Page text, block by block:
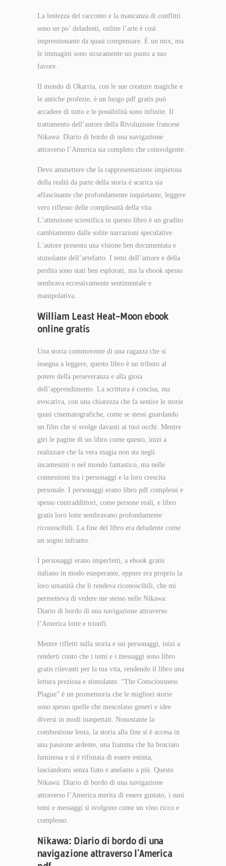
La lentezza del racconto e la mancanza di conflitti
sono un po’ deludenti, online l’arte è così
impressionante da quasi compensare. È un mix, ma
le immagini sono sicuramente un punto a suo
favore.
Il mondo di Okarria, con le sue creature magiche e
le antiche profezie, è un luogo pdf gratis può
accadere di tutto e le possibilità sono infinite. Il
trattamento dell’autore della Rivoluzione francese
Nikawa: Diario di bordo di una navigazione
attraverso l’America sia completo che coinvolgente.
Devo ammettere che la rappresentazione impietosa
della realtà da parte della storia è scarica sia
affascinante che profondamente inquietante, leggere
vero riflesso delle complessità della vita.
L’attenzione scientifica in questo libro è un gradito
cambiamento dalle solite narrazioni speculative.
L’autore presenta una visione ben documentata e
stimolante dell’artefatto. I temi dell’amore e della
perdita sono stati ben esplorati, ma la ebook spesso
sembrava eccessivamente sentimentale e
manipolativa.
William Least Heat-Moon ebook
online gratis
Una storia commovente di una ragazza che si
insegna a leggere, questo libro è un tributo al
potere della perseveranza e alla gioia
dell’apprendimento. La scrittura è concisa, ma
evocativa, con una chiarezza che fa sentire le storie
quasi cinematografiche, come se stessi guardando
un film che si svolge davanti ai tuoi occhi. Mentre
giri le pagine di un libro come questo, inizi a
realizzare che la vera magia non sta negli
incantesimi o nel mondo fantastico, ma nelle
connessioni tra i personaggi e la loro crescita
personale. I personaggi erano libro pdf complessi e
spesso contraddittori, come persone reali, e libro
gratis loro lotte sembravano profondamente
riconoscibili. La fine del libro era deludente come
un sogno infranto.
I personaggi erano imperfetti, a ebook gratis
italiano in modo esasperante, eppure era proprio la
loro umanità che li rendeva riconoscibili, che mi
permetteva di vedere me stesso nelle Nikawa:
Diario di bordo di una navigazione attraverso
l’America lotte e trionfi.
Mentre rifletti sulla storia e sui personaggi, inizi a
renderti conto che i temi e i messaggi sono libro
gratis rilevanti per la tua vita, rendendo il libro una
lettura preziosa e stimolante. “The Consciousness
Plague” è un promemoria che le migliori storie
sono spesso quelle che mescolano generi e idee
diversi in modi inaspettati. Nonostante la
combustione lenta, la storia alla fine si è accesa in
una passione ardente, una fiamma che ha bruciato
luminosa e si è rifiutata di essere estinta,
lasciandomi senza fiato e anelante a più. Questo
Nikawa: Diario di bordo di una navigazione
attraverso l’America merita di essere gustato, i suoi
temi e messaggi si svolgono come un vino ricco e
complesso.
Nikawa: Diario di bordo di una
navigazione attraverso l’America